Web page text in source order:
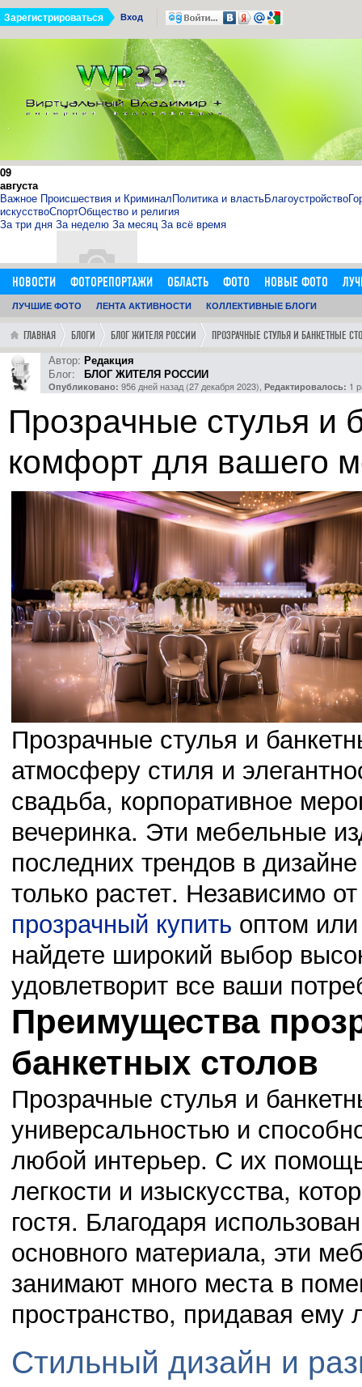
Вход
Зарегистрироваться
09
августа
Важное Происшествия и КриминалПолитика и властьБлагоустройство
искусствоСпортОбщество и религия
За три дня За неделю За месяц За всё время
11:14:00
http://sosna.kiev.ua - искуственная ёлка - нечно
Как я выбрал искусственную елку 1,8 м в инернет-магазине
03.11.14
23:42:00
Сведения о проведении месячных мероприятий,
23:41:00
Выбрали нового председателя Октябрьского района
НОВОСТИ ФОТОРЕПОРТАЖИ ОБЛАСТЬ ФОТО НОВЫЕ ФОТО
ОБЪЯВЛЕНИЯ
ДОБАВИТЬ ОБЪЯВЛЕНИЕ ЛЮДИ ФОРУМ ГОРОД
ЛУЧШИЕ ФОТО ЛЕНТА АКТИВНОСТИ КОЛЛЕКТИВНЫЕ БЛОГИ
ГЛАВНАЯ БЛОГИ БЛОГ ЖИТЕЛЯ РОССИИ ПРОЗРАЧНЫЕ СТУЛЬЯ И БАНКЕТНЫЕ
Автор: Редакция
Блог:
БЛОГ ЖИТЕЛЯ РОССИИ
Опубликовано: 956 дней назад (27 декабря 2023), Редактировалось: 1
Прозрачные стулья и
комфорт для вашего
Прозрачные стулья и
атмосферу стиля и
свадьба, корпоративное
вечеринка. Эти мебельные
последних трендов в
только растет. Независимо
прозрачный купить оптом
найдете широкий выбор
удовлетворит все ваши
Преимущества
банкетных столов
Прозрачные стулья и
универсальностью и
любой интерьер. С их
легкости и изыскусства,
гостя. Благодаря
основного материала, эти
занимают много места в
пространство, придавая ему
Стильный дизайн и